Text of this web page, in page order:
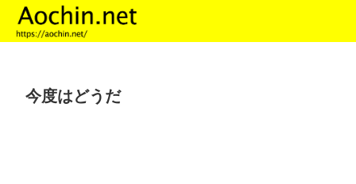
今度はどうだ